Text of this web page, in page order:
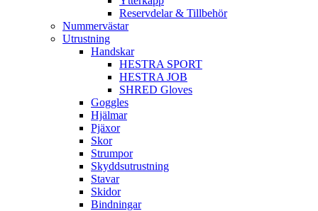
Reservdelar & Tillbehör
Nummervästar
Utrustning
Handskar
HESTRA SPORT
HESTRA JOB
SHRED Gloves
Goggles
Hjälmar
Pjäxor
Skor
Strumpor
Skyddsutrustning
Stavar
Skidor
Bindningar